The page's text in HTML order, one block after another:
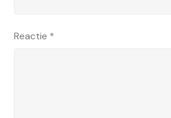
Reactie *